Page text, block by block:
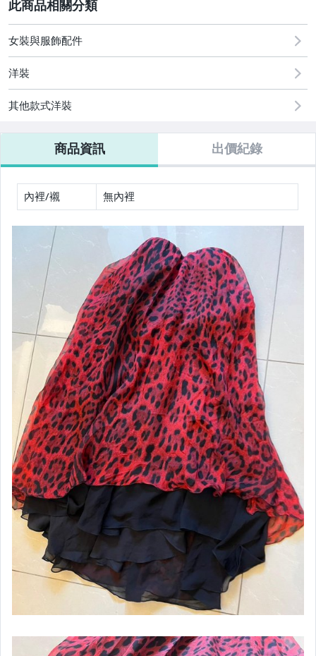
嬰幼兒與孕婦
男性精品與服飾
女裝與服飾配件
女包精品與女鞋
女裝與服飾配件
洋裝
其他款式洋裝
商品資訊 出價紀錄
內裡/襯 無內裡